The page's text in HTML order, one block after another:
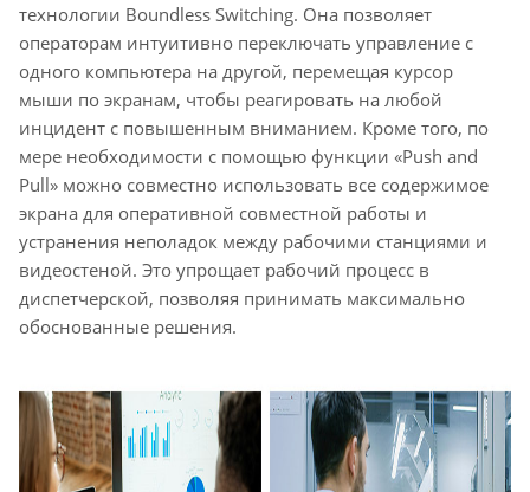
технологии Boundless Switching. Она позволяет
операторам интуитивно переключать управление с
одного компьютера на другой, перемещая курсор
мыши по экранам, чтобы реагировать на любой
инцидент с повышенным вниманием. Кроме того, по
мере необходимости с помощью функции «Push and
Pull» можно совместно использовать все содержимое
экрана для оперативной совместной работы и
устранения неполадок между рабочими станциями и
видеостеной. Это упрощает рабочий процесс в
диспетчерской, позволяя принимать максимально
обоснованные решения.